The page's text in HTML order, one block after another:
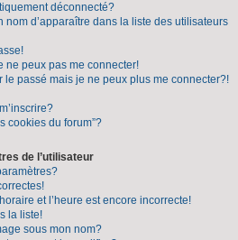
déconnecté?
nom d’apparaître dans la liste des utilisateurs
ne peux pas me connecter!
le passé mais je ne peux plus me connecter?!
cookies du forum”?
de l’utilisateur
et l’heure est encore incorrecte!
la liste!
sous mon nom?